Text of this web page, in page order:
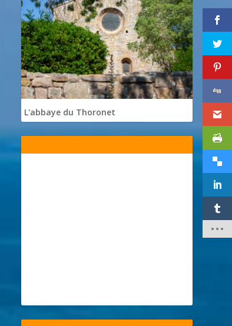
L'abbaye du Thoronet